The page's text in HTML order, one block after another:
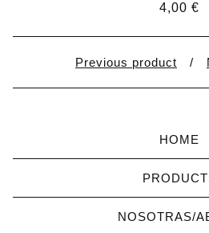
4,00 €
Previous product
HOME
NOSOTRAS/